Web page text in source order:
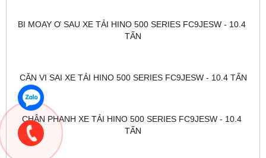
BI MOAY Ơ SAU XE TẢI HINO 500 SERIES FC9JESW - 10.4
TẤN
CĂN VI SAI XE TẢI HINO 500 SERIES FC9JESW - 10.4 TẤN
CHÂN PHANH XE TẢI HINO 500 SERIES FC9JESW - 10.4
TẤN